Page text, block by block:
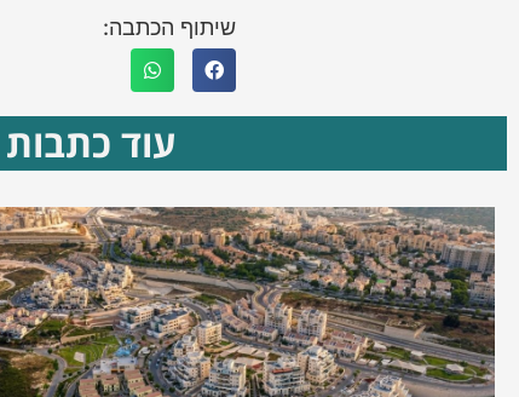
שיתוף הכתבה:
עוד כתבות